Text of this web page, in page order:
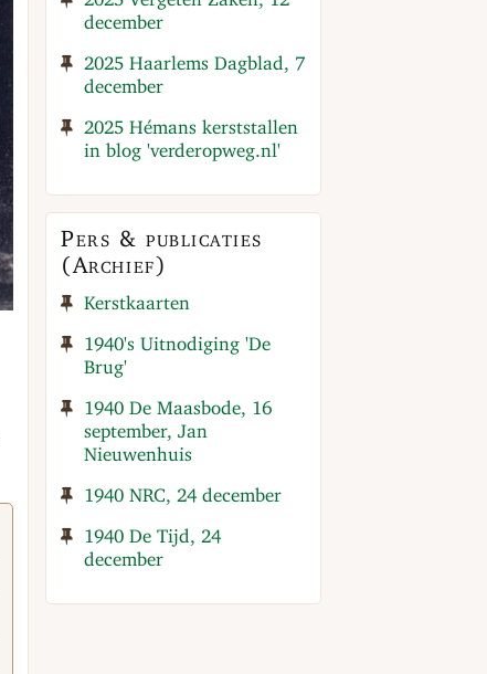
december
2025 Haarlems Dagblad, 7
december
2025 Hémans kerststallen
in blog 'verderopweg.nl'
Pers & publicaties
(Archief)
Kerstkaarten
1940's Uitnodiging 'De
Brug'
1940 De Maasbode, 16
september, Jan
Nieuwenhuis
1940 NRC, 24 december
1940 De Tijd, 24
december